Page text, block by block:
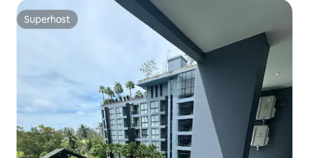
Superhost
Superhost